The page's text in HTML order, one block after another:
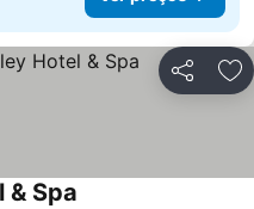
Partilhar
& Spa